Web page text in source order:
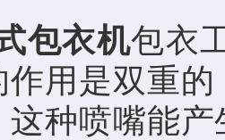
包衣机包衣
作用是双重
这种喷嘴能